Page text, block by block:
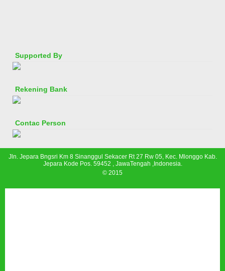
Supported By
Rekening Bank
Contac Person
Jln. Jepara Bngsri Km 8 Sinanggul Sekacer Rt 27 Rw 05, Kec. Mlonggo Kab.
Jepara Kode Pos. 59452 , JawaTengah ,Indonesia.
© 2015